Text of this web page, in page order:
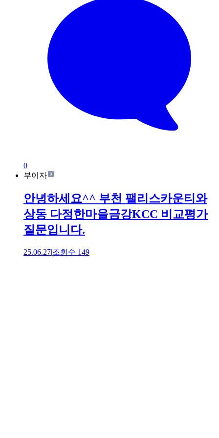
0
부이자
안녕하세요^^ 부천 팰리스카운티와
상동 다정한마을금강KCC 비교평가
질문입니다.
25.06.27|조회수 149